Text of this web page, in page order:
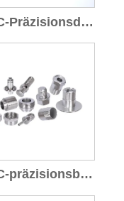
CNC-Präzisionsdrehteile
CNC-präzisionsbearbeitete Teile